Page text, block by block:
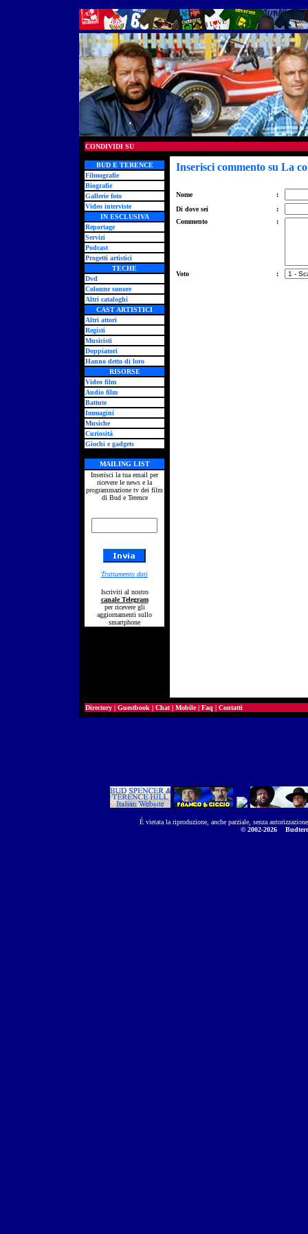
CONDIVIDI SU
BUD E TERENCE
Filmografie
Biografie
Gallerie foto
Video interviste
IN ESCLUSIVA
Reportage
Servizi
Podcast
Progetti artistici
TECHE
Dvd
Colonne sonore
Altri cataloghi
CAST ARTISTICI
Altri attori
Registi
Musicisti
Doppiatori
Hanno detto di loro
RISORSE
Video film
Audio film
Battute
Immagini
Musiche
Curiosità
Giochi e gadgets
MAILING LIST
Inserisci la tua email per
ricevere le news e la
programmazione tv dei film
di Bud e Terence
Trattamento dati
Iscriviti al nostro
canale Telegram
per ricevere gli
aggiornamenti sullo
smartphone
Inserisci commento su La
Nome
:
Di dove sei
:
Commento
:
Voto :
Directory | Guestbook | Chat | Mobile| Faq | Contatti
È vietata la riproduzione, anche parziale, senza
© 2002-2026